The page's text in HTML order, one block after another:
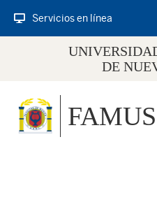
Servicios en línea
DE
FAMUS